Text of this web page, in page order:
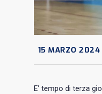
15 MARZO 2024
E’ tempo di terza